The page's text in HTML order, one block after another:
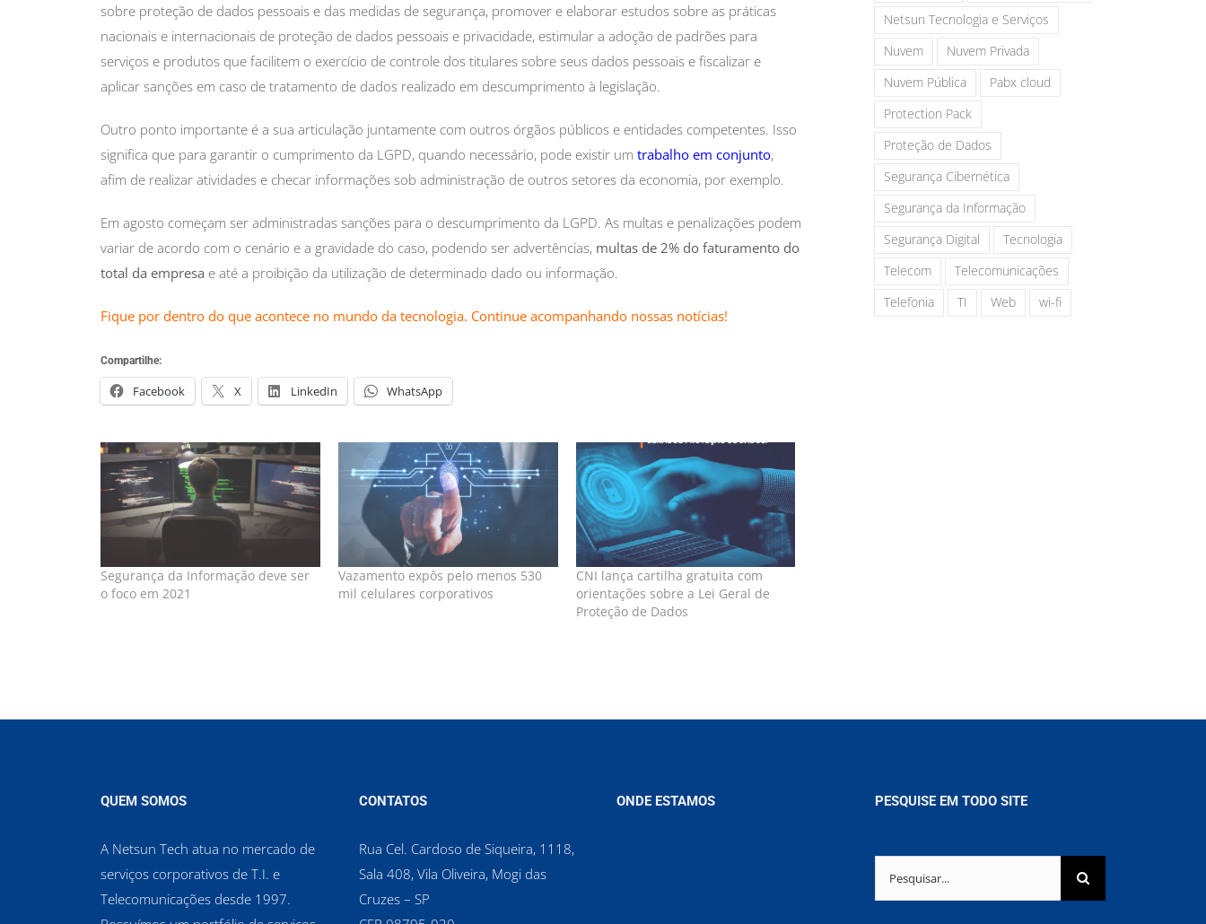
sobre proteção de dados pessoais e das medidas de segurança, promover e elaborar estudos sobre as práticas
nacionais e internacionais de proteção de dados pessoais e privacidade, estimular a adoção de padrões para
serviços e produtos que facilitem o exercício de controle dos titulares sobre seus dados pessoais e fiscalizar e
aplicar sanções em caso de tratamento de dados realizado em descumprimento à legislação.
Outro ponto importante é a sua articulação juntamente com outros órgãos públicos e entidades competentes. Isso
significa que para garantir o cumprimento da LGPD, quando necessário, pode existir um trabalho em conjunto,
afim de realizar atividades e checar informações sob administração de outros setores da economia, por exemplo.
Em agosto começam ser administradas sanções para o descumprimento da LGPD. As multas e penalizações podem
variar de acordo com o cenário e a gravidade do caso, podendo ser advertências, multas de 2% do faturamento do
total da empresa e até a proibição da utilização de determinado dado ou informação.
Fique por dentro do que acontece no mundo da tecnologia. Continue acompanhando nossas notícias!
Compartilhe:
Facebook X LinkedIn WhatsApp
Segurança da Informação deve ser
o foco em 2021
Vazamento expôs pelo menos 530
mil celulares corporativos
CNI lança cartilha gratuita com
orientações sobre a Lei Geral de
Proteção de Dados
Netsun Tecnologia e Serviços
Nuvem
Nuvem Privada
Nuvem Pública
Pabx cloud
Protection Pack
Proteção de Dados
Segurança Cibernética
Segurança da Informação
Segurança Digital
Tecnologia
Telecom
Telecomunicações
Telefonia
TI Web wi-fi
QUEM SOMOS
A Netsun Tech atua no mercado de
serviços corporativos de T.I. e
Telecomunicações desde 1997.
CONTATOS
Rua Cel. Cardoso de Siqueira, 1118,
Sala 408, Vila Oliveira, Mogi das
Cruzes – SP
ONDE ESTAMOS PESQUISE EM TODO SITE